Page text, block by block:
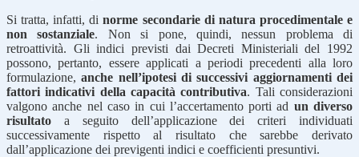
Si tratta, infatti, dinorme secondarie di natura procedimentale e
non sostanziale. Non si pone, quindi, nessun problema di
retroattività. Gli indici previsti dai Decreti Ministeriali del 1992
possono, pertanto, essere applicati a periodi precedenti alla loro
formulazione,anche nell’ipotesi di successivi aggiornamenti dei
fattori indicativi della capacità contributiva. Tali considerazioni
valgono anche nel caso in cui l’accertamento porti ad un diverso
risultato a seguito dell’applicazione dei criteri individuati
successivamente rispetto al risultato che sarebbe derivato
dall’applicazione dei previgenti indici e coefficienti presuntivi.